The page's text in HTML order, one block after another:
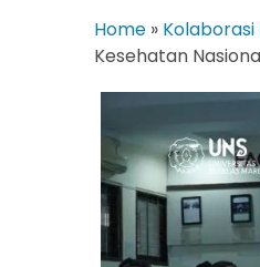
Home »
Kesehatan